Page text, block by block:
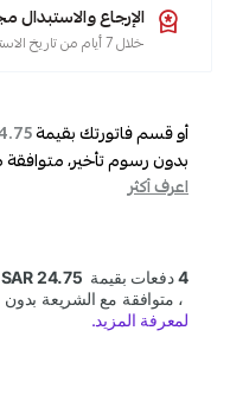
الإرجاع والاستبدال
خلال 7 أيام من تاريخ الاستلام، هو حقك تضمنه، حسب سياسة الاسترجاع
أو قسم فاتورتك بقيمة24.75
بدون رسوم تأخير، متوافقة
اعرف أكثر